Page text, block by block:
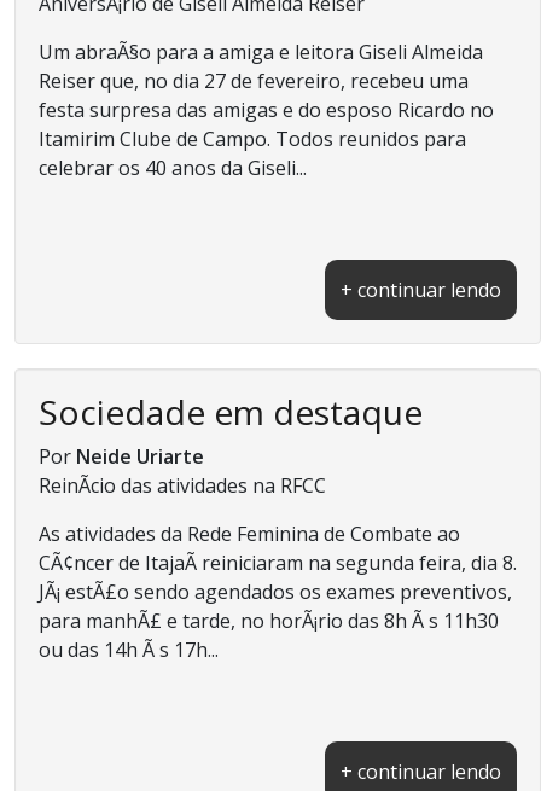
Um abraÃ§o para a amiga e leitora Giseli Almeida
Reiser que, no dia 27 de fevereiro, recebeu uma
festa surpresa das amigas e do esposo Ricardo no
Itamirim Clube de Campo. Todos reunidos para
celebrar os 40 anos da Giseli...
+ continuar lendo
Sociedade em destaque
Por Neide Uriarte
ReinÃ­cio das atividades na RFCC
As atividades da Rede Feminina de Combate ao
CÃ¢ncer de ItajaÃ­ reiniciaram na segunda feira, dia 8.
JÃ¡ estÃ£o sendo agendados os exames preventivos,
para manhÃ£ e tarde, no horÃ¡rio das 8h Ã s 11h30
ou das 14h Ã s 17h...
+ continuar lendo